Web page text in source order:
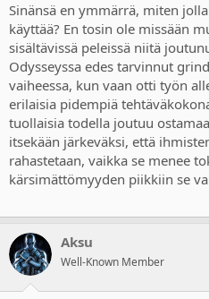
Sinänsä en ymmärrä, miten
käyttää? En tosin ole missään
sisältävissä peleissä niitä
Odysseyssa edes tarvinnut
vaiheessa, kun vaan otti työn
erilaisia pidempiä
tuollaisia todella joutuu
itsekään järkeväksi, että
rahastetaan, vaikka se menee
kärsimättömyyden piikkiin se
Aksu
Well-Known Member